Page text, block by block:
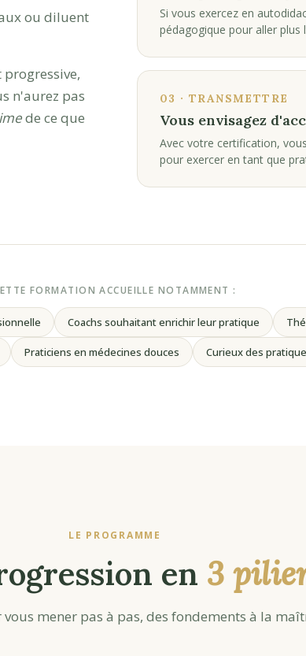
ou diluent
n'aurez pas
de ce que
Si vous exercez en
pédagogique pour aller plus
03 · TRANSMETTRE
Vous envisagez
Avec votre certification,
pour exercer en tant que
FORMATION ACCUEILLE NOTAMMENT :
Coachs souhaitant enrichir leur pratique
Praticiens en médecines douces Curieux des
LE PROGRAMME
en 3
mener pas à pas, des fondements à la